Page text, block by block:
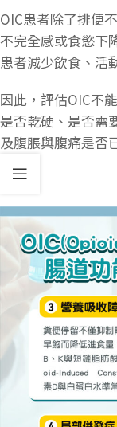
OIC患者除了排便
不完全感或食慾下
患者減少飲食、活
因此，評估OIC不
是否乾硬、是否需
及腹脹與腹痛是否